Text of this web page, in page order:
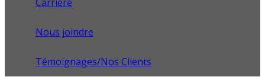
Nous joindre
Témoignages/Nos Clients